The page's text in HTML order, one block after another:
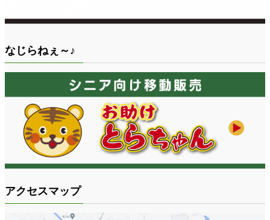
なじらねぇ～♪
アクセスマップ